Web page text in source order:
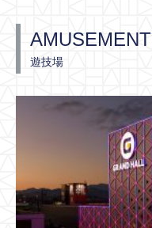
AMUSEMENT
遊技場